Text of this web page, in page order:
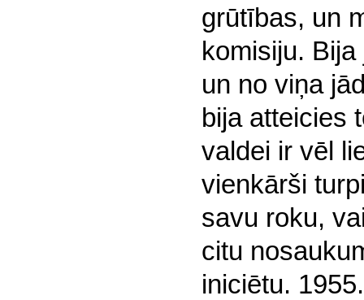
grūtības, un
komisiju.
un no viņa
bija atteicies
valdei ir vēl
vienkārši
savu roku,
citu
iniciētu.